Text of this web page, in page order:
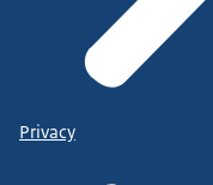
Privacy